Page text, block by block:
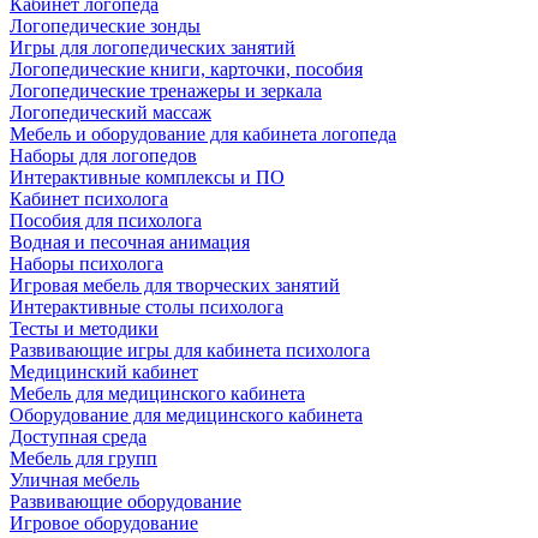
Кабинет логопеда
Логопедические зонды
Игры для логопедических занятий
Логопедические книги, карточки, пособия
Логопедические тренажеры и зеркала
Логопедический массаж
Мебель и оборудование для кабинета логопеда
Наборы для логопедов
Интерактивные комплексы и ПО
Кабинет психолога
Пособия для психолога
Водная и песочная анимация
Наборы психолога
Игровая мебель для творческих занятий
Интерактивные столы психолога
Тесты и методики
Развивающие игры для кабинета психолога
Медицинский кабинет
Мебель для медицинского кабинета
Оборудование для медицинского кабинета
Доступная среда
Мебель для групп
Уличная мебель
Развивающие оборудование
Игровое оборудование